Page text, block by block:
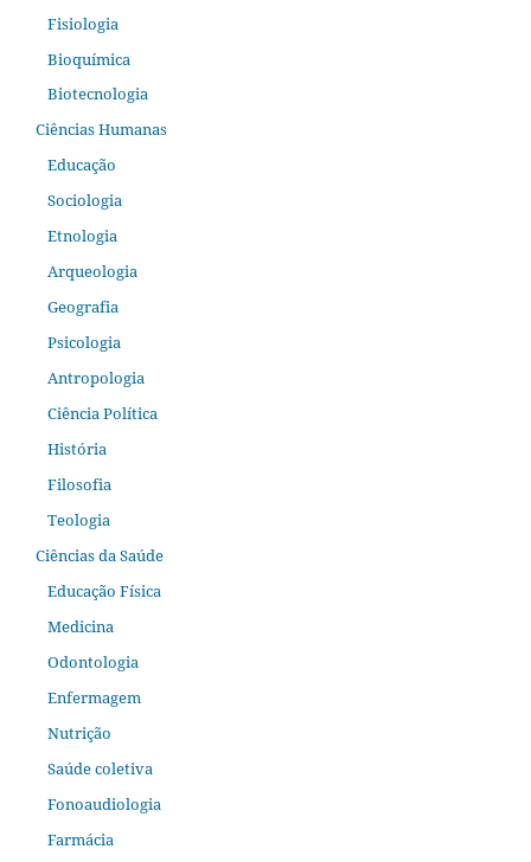
Fisiologia
Bioquímica
Biotecnologia
Ciências Humanas
Educação
Sociologia
Etnologia
Arqueologia
Geografia
Psicologia
Antropologia
Ciência Política
História
Filosofia
Teologia
Ciências da Saúde
Educação Física
Medicina
Odontologia
Enfermagem
Nutrição
Saúde coletiva
Fonoaudiologia
Farmácia